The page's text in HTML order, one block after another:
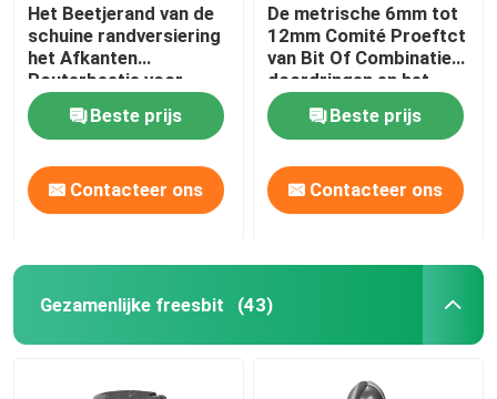
Het Beetjerand van de
schuine randversiering
het Afkanten
Routerbeetje voor
Vernisje en Laminaat
Beste prijs
Contacteer ons
De metrische 6mm tot
12mm Comité Proeftct
van Bit Of Combinatie
doordringen en het
Beetje van de
Versieringsrouter
Beste prijs
Contacteer ons
Gezamenlijke freesbit (43)